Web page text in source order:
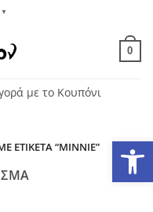
▼
0
με το Κουπόνι
ΕΤΙΚΈΤΑ “MINNIE”